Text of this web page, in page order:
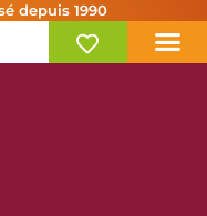
depuis 1990